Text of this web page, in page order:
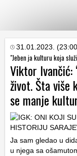
KATEGORIJE
HRVATSKI
WEB
31.01.2023.
"Jeben ja kulturu koja
Viktor Ivančić:
život. Šta više
se manje
Ja sam gledao u
u njega sa